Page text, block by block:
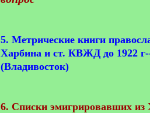
5. Метрические книги
Харбина и ст. КВЖД до 1922
(Владивосток)
6. Списки эмигрировавших из